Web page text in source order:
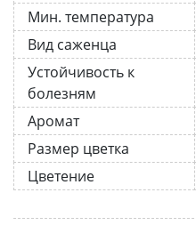
Мин. температура
Вид саженца
Устойчивость к
болезням
Аромат
Размер цветка
Цветение